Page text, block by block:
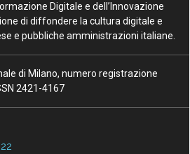
Digitale e dell’Innovazione
di diffondere la cultura digitale e
e pubbliche amministrazioni italiane.
di Milano, numero registrazione
2421-4167